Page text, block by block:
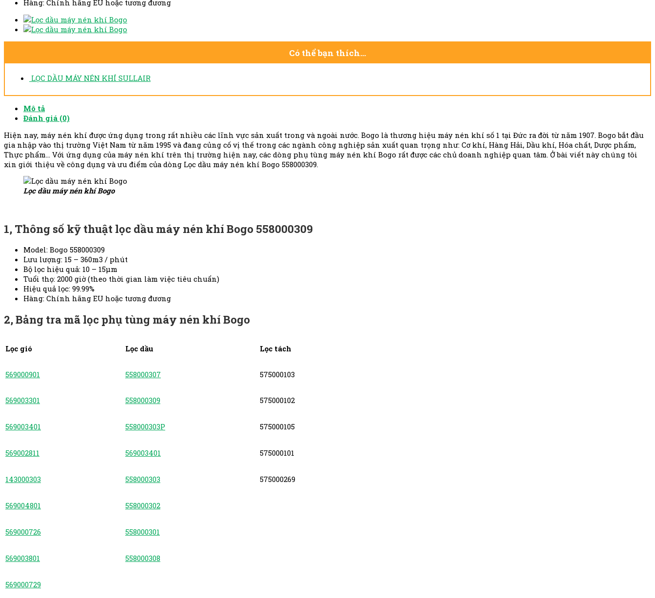
Hàng: Chính hãng EU hoặc tương đương
Có thể bạn thích…
LỌC DẦU MÁY NÉN KHÍ SULLAIR
Mô tả
Đánh giá (0)
Hiện nay, máy nén khí được ứng dụng trong rất nhiều các lĩnh vực sản xuất trong và ngoài nước. Bogo là thương hiệu máy nén khí số 1 tại Đức ra đời từ năm 1907. Bogo bắt đầu
gia nhập vào thị trường Việt Nam từ năm 1995 và đang củng cố vị thế trong các ngành công nghiệp sản xuất quan trọng như: Cơ khí, Hàng Hải, Dầu khí, Hóa chất, Dược phẩm,
Thực phẩm… Với ứng dụng của máy nén khí trên thị trường hiện nay, các dòng phụ tùng máy nén khí Bogo rất được các chủ doanh nghiệp quan tâm. Ở bài viết này chúng tôi
xin giới thiệu về công dụng và ưu điểm của dòng Lọc dầu máy nén khí Bogo 558000309.
Lọc dầu máy nén khí Bogo
1, Thông số kỹ thuật lọc dầu máy nén khíBogo 558000309
Model: Bogo 558000309
Lưu lượng: 15 – 360m3 / phút
Bộ lọc hiệu quả: 10 – 15μm
Tuổi thọ: 2000 giờ (theo thời gian làm việc tiêu chuẩn)
Hiệu quả lọc: 99.99%
Hàng: Chính hãng EU hoặc tương đương
2, Bảng tra mã lọc phụ tùng máy nén khí Bogo
Lọc gió Lọc dầu Lọc tách
569000901 558000307 575000103
569003301 558000309 575000102
569003401 558000303P 575000105
569002811 569003401 575000101
143000303 558000303 575000269
569004801 558000302
569000726 558000301
569003801 558000308
569000729